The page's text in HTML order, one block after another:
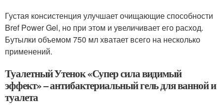
Густая консистенция улучшает очищающие способности
Bref Power Gel, но при этом и увеличивает его расход.
Бутылки объемом 750 мл хватает всего на несколько
применений.
Туалетный Утенок «Супер сила видимый
эффект» – антибактериальный гель для ванной и
туалета